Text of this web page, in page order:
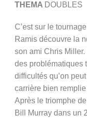
THEMA DOUBLES
C’est sur le tournage
Ramis découvre la
son ami Chris
des problématiques
difficultés qu’on
carrière bien
Après le triomphe
Bill Murray dans un